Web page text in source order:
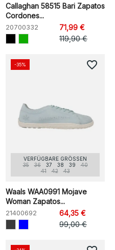
Callaghan 58515 Bari Zapatos
Cordones...
20700332
71,99 €
119,90 €
VERFÜGBARE GRÖSSEN
35
36 37 38 39
40
41
42 43
Waals WAA0991 Mojave
Woman Zapatos...
21400692
64,35 €
99,00 €
-35% favorite_border